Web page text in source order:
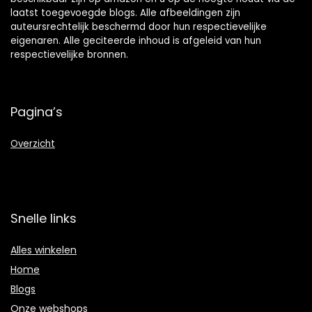
laatst toegevoegde blogs. Alle afbeeldingen zijn
auteursrechtelijk beschermd door hun respectievelijke
eigenaren. Alle geciteerde inhoud is afgeleid van hun
respectievelijke bronnen.
Pagina’s
Overzicht
Snelle links
Alles winkelen
Home
Blogs
Onze webshops